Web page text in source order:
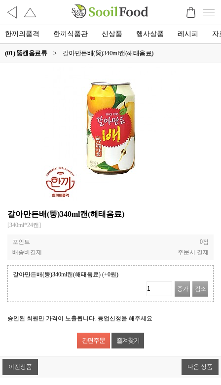
한끼의품격 한끼식품관 신상품 행사상품 레시피 자
(01) 뚱캔음료류 > 갈아만든배(뚱)340ml캔(해태음료)
갈아만든배(뚱)340ml캔(해태음료)
[340ml*24캔]
포인트
0점
배송비결제
주문시 결제
갈아만든배(뚱)340ml캔(해태음료) (+0원)
증가 감소
승인된 회원만 가격이 노출됩니다. 등업신청을 해주세요
즐겨찾기
이전상품 다음 상품